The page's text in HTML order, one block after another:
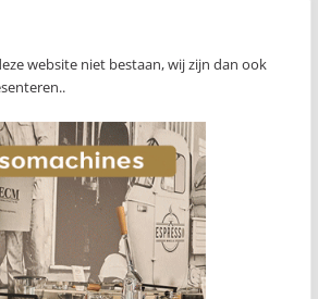
website niet bestaan, wij zijn dan ook